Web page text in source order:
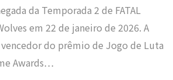
da Temporada 2 de FATAL
em 22 de janeiro de 2026. A
do prêmio de Jogo de Luta
Awards…